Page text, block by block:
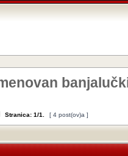
Stranica: 1/1 [ 4 post(ov)a ]